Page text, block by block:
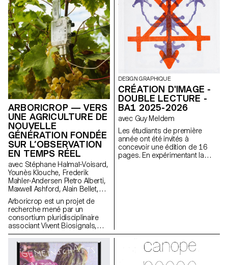
ARBORICROP — VERS
UNE AGRICULTURE DE
NOUVELLE
GÉNÉRATION FONDÉE
SUR L’OBSERVATION
EN TEMPS RÉEL
avec Stéphane Halmaï-Voisard,
Younès Klouche, Frederik
Mahler-Andersen Pietro Alberti,
Maxwell Ashford, Alain Bellet,
Laurent Soldini
Arboricrop est un projet de
recherche mené par un
consortium pluridisciplinaire
associant Vivent Biosignals,
Changins – Haute école de
viticulture et d’œnologie et
l’ECAL/Ecole cantonale d’art de
Lausanne (HES-SO), avec le
DESIGN GRAPHIQUE
CRÉATION D'IMAGE -
DOUBLE LECTURE -
BA1 2025-2026
avec Guy Meldem
Les étudiants de première
année ont été invités à
concevoir une édition de 16
pages. En expérimentant la